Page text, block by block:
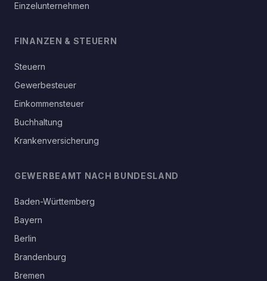
Einzelunternehmen
FINANZEN & STEUERN
Steuern
Gewerbesteuer
Einkommensteuer
Buchhaltung
Krankenversicherung
GEWERBEAMT NACH BUNDESLAND
Baden-Württemberg
Bayern
Berlin
Brandenburg
Bremen